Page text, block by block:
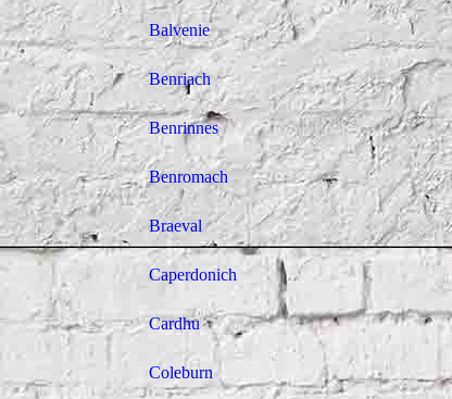
Balvenie
Benriach
Benrinnes
Benromach
Braeval
Caperdonich
Cardhu
Coleburn